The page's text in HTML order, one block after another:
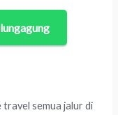
travel semua jalur di